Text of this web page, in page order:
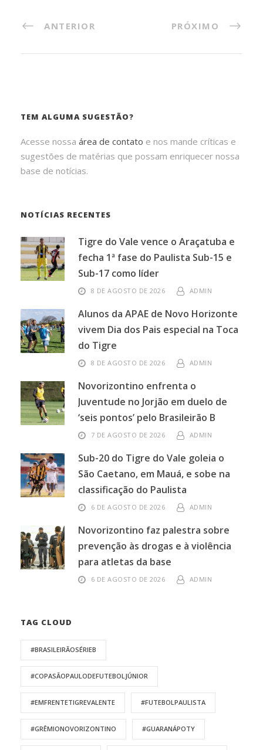
ANTERIOR PRÓXIMO
TEM ALGUMA SUGESTÃO?
Acesse nossa área de contato e nos mande críticas e
sugestões de matérias que possam enriquecer nossa
base de notícias.
NOTÍCIAS RECENTES
Tigre do Vale vence o Araçatuba e
fecha 1ª fase do Paulista Sub-15 e
Sub-17 como líder
8 DE AGOSTO DE 2026 ADMIN
Alunos da APAE de Novo Horizonte
vivem Dia dos Pais especial na Toca
do Tigre
8 DE AGOSTO DE 2026 ADMIN
Novorizontino enfrenta o
Juventude no Jorjão em duelo de
‘seis pontos’ pelo Brasileirão B
7 DE AGOSTO DE 2026 ADMIN
Sub-20 do Tigre do Vale goleia o
São Caetano, em Mauá, e sobe na
classificação do Paulista
6 DE AGOSTO DE 2026 ADMIN
Novorizontino faz palestra sobre
prevenção às drogas e à violência
para atletas da base
6 DE AGOSTO DE 2026 ADMIN
TAG CLOUD
#BRASILEIRÃOSÉRIEB
#COPASÃOPAULODEFUTEBOLJÚNIOR
#EMFRENTETIGREVALENTE #FUTEBOLPAULISTA
#GRÊMIONOVORIZONTINO #GUARANÁPOTY